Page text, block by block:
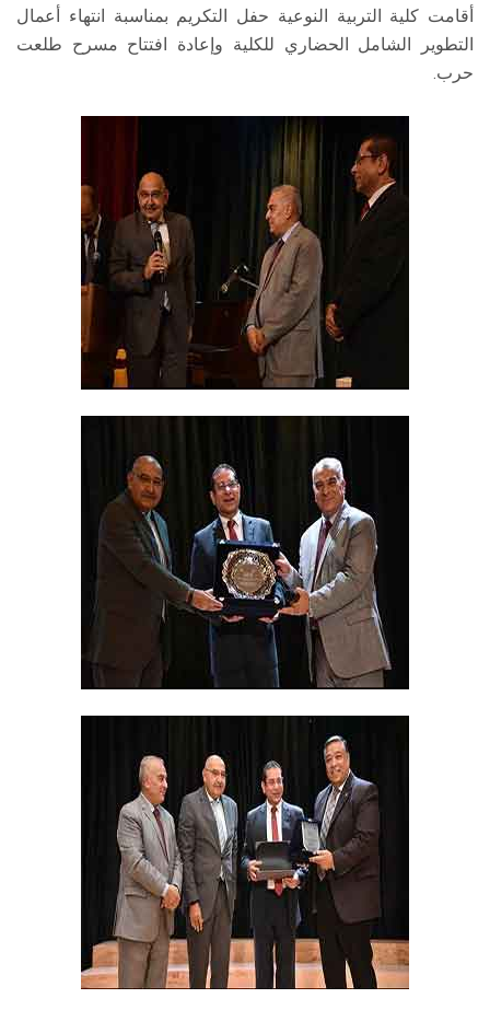
أقامت كلية التربية النوعية حفل التكريم بمناسبة انتهاء أعمال
التطوير الشامل الحضاري للكلية وإعادة افتتاح مسرح طلعت
حرب.